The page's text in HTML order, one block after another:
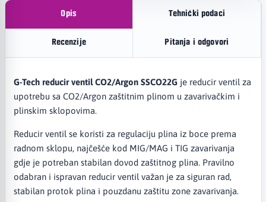
Opis Tehnički podaci
Recenzije Pitanja i odgovori
G-Tech reducir ventil CO2/Argon SSCO22Gje reducir ventil za
upotrebu sa CO2/Argon zaštitnim plinom u zavarivačkim i
plinskim sklopovima.
Reducir ventil se koristi za regulaciju plina iz boce prema
radnom sklopu, najčešće kod MIG/MAG i TIG zavarivanja
gdje je potreban stabilan dovod zaštitnog plina. Pravilno
odabran i ispravan reducir ventil važan je za siguran rad,
stabilan protok plina i pouzdanu zaštitu zone zavarivanja.